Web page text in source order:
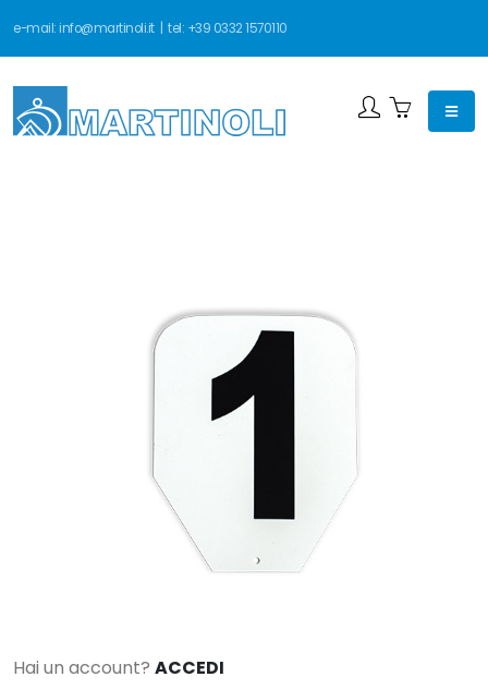
e-mail:info@martinoli.it| tel: +39 0332 1570110
Hai un account? ACCEDI